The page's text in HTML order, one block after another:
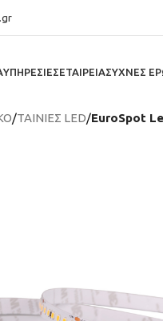
ΥΠΗΡΕΣΙΕΣΕΤΑΙΡΕΙΑΣΥΧΝΕΣ
/ΤΑΙΝΙΕΣ LED/EuroSpot